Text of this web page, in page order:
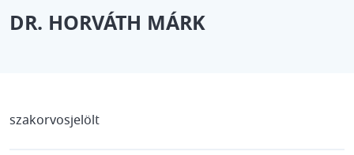
DR. HORVÁTH MÁRK
szakorvosjelölt